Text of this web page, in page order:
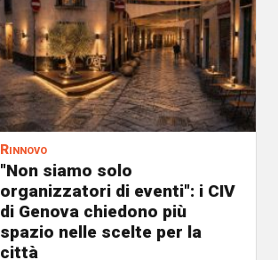
Rinnovo
"Non siamo solo
organizzatori di eventi": i CIV
di Genova chiedono più
spazio nelle scelte per la
città